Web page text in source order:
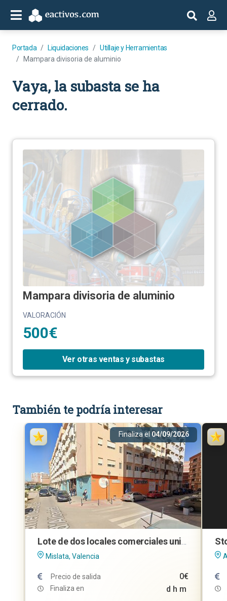
Portada Liquidaciones
Utillaje y Herramientas
Mampara divisoria de aluminio
Vaya, la subasta se ha
cerrado.
Mampara divisoria de aluminio
VALORACIÓN
500€
Ver otras ventas y subastas
También te podría interesar
Finaliza el 04/09/2026
Lote de dos locales comerciales unidos en Mislata (Valencia)
Mislata, Valencia
Precio de salida 0€
Finaliza en d h m